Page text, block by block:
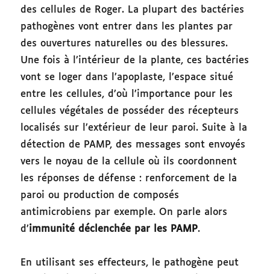
des cellules de Roger. La plupart des bactéries
pathogènes vont entrer dans les plantes par
des ouvertures naturelles ou des blessures.
Une fois à l’intérieur de la plante, ces bactéries
vont se loger dans l’apoplaste, l’espace situé
entre les cellules, d’où l’importance pour les
cellules végétales de posséder des récepteurs
localisés sur l’extérieur de leur paroi. Suite à la
détection de PAMP, des messages sont envoyés
vers le noyau de la cellule où ils coordonnent
les réponses de défense : renforcement de la
paroi ou production de composés
antimicrobiens par exemple. On parle alors
d’immunité déclenchée par les PAMP.
En utilisant ses effecteurs, le pathogène peut